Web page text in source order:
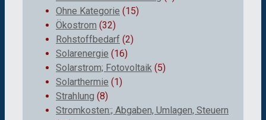
Ohne Kategorie (15)
Ökostrom (32)
Rohstoffbedarf (2)
Solarenergie (16)
Solarstrom; Fotovoltaik (5)
Solarthermie (1)
Strahlung (8)
Stromkosten:; Abgaben, Umlagen, Steuern